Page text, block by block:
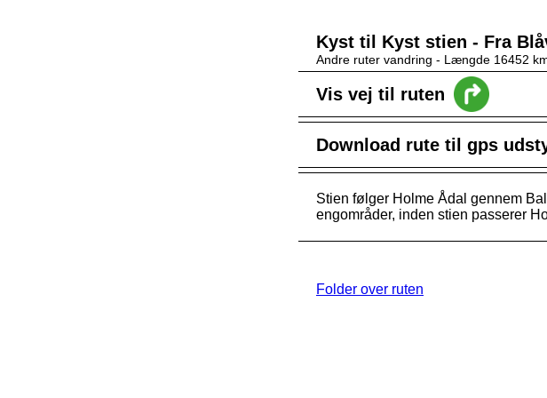
Kyst til Kyst stien - Fra
Andre ruter vandring - Længde 16452
Vis vej til ruten
Download rute til gps
Stien følger Holme Ådal gennem
engområder, inden stien passerer
Folder over ruten